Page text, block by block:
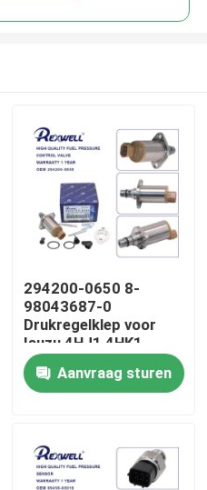
294200-0650 8-
98043687-0
Drukregelklep voor
Isuzu 4HJ1 4HK1
6HK1
Aanvraag sturen